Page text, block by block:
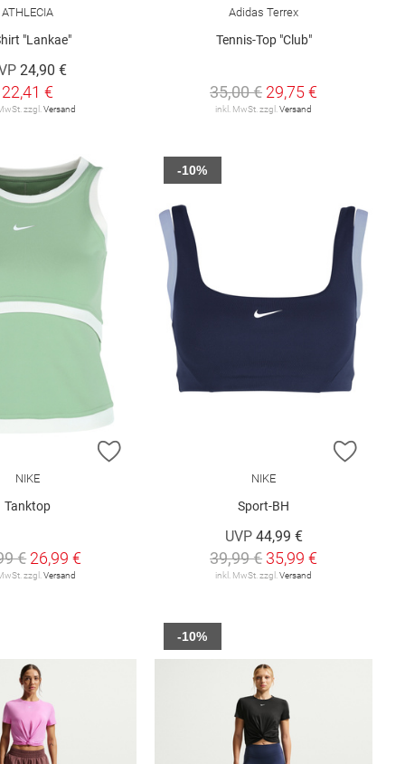
ATHLECIA
"Lankae"
24,90 €
22,41 €
zzgl.Versand
Adidas Terrex
Tennis-Top "Club"
35,00 € 29,75 €
inkl. MwSt. zzgl.Versand
HINZUFÜGEN
NIKE
Tanktop
€ 26,99 €
zzgl.Versand
ZUR
NIKE
Sport-BH
UVP 44,99 €
39,99 € 35,99 €
inkl. MwSt. zzgl.Versand
-10%
-10%